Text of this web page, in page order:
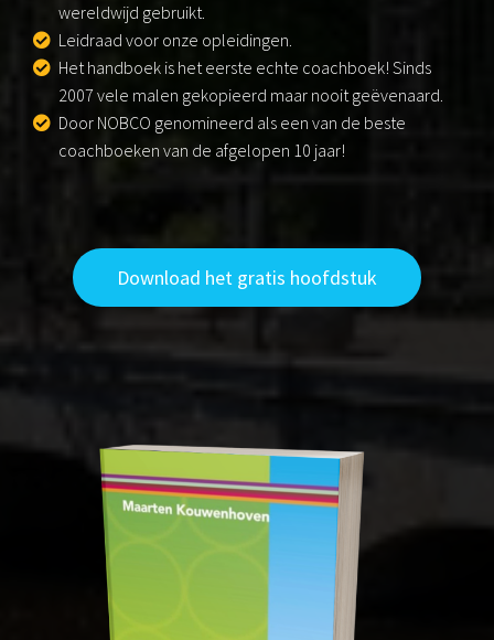
wereldwijd gebruikt.
Leidraad voor onze opleidingen.
Het handboek is het eerste echte coachboek! Sinds
2007 vele malen gekopieerd maar nooit geëvenaard.
Door NOBCO genomineerd als een van de beste
coachboeken van de afgelopen 10 jaar!
Download het gratis hoofdstuk